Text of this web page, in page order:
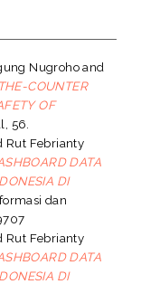
Nugrohoand
COUNTER
OF
56.
Rut Febrianty
DATA
DI
dan
Rut Febrianty
DATA
DI